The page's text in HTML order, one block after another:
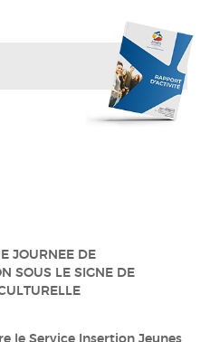
JOURNEE DE
SOUS LE SIGNE DE
le Service Insertion Jeunes